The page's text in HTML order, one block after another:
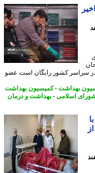
کشور رایگان است عضو
بهداشت -کمیسیون بهداشت
اسلامی-بهداشت و درمان